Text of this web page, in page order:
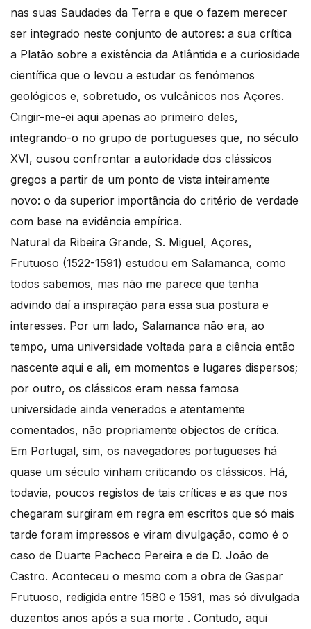
nas suas Saudades da Terra e que o fazem merecer
ser integrado neste conjunto de autores: a sua crítica
a Platão sobre a existência da Atlântida e a curiosidade
científica que o levou a estudar os fenómenos
geológicos e, sobretudo, os vulcânicos nos Açores.
Cingir-me-ei aqui apenas ao primeiro deles,
integrando-o no grupo de portugueses que, no século
XVI, ousou confrontar a autoridade dos clássicos
gregos a partir de um ponto de vista inteiramente
novo: o da superior importância do critério de verdade
com base na evidência empírica.
Natural da Ribeira Grande, S. Miguel, Açores,
Frutuoso (1522-1591) estudou em Salamanca, como
todos sabemos, mas não me parece que tenha
advindo daí a inspiração para essa sua postura e
interesses. Por um lado, Salamanca não era, ao
tempo, uma universidade voltada para a ciência então
nascente aqui e ali, em momentos e lugares dispersos;
por outro, os clássicos eram nessa famosa
universidade ainda venerados e atentamente
comentados, não propriamente objectos de crítica.
Em Portugal, sim, os navegadores portugueses há
quase um século vinham criticando os clássicos. Há,
todavia, poucos registos de tais críticas e as que nos
chegaram surgiram em regra em escritos que só mais
tarde foram impressos e viram divulgação, como é o
caso de Duarte Pacheco Pereira e de D. João de
Castro. Aconteceu o mesmo com a obra de Gaspar
Frutuoso, redigida entre 1580 e 1591, mas só divulgada
duzentos anos após a sua morte . Contudo, aqui